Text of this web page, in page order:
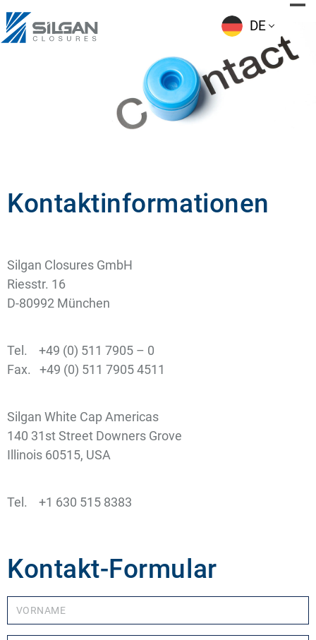
to
content
DE
Kontaktinformationen
Silgan Closures GmbH
Riesstr. 16
D-80992 München
Tel. +49 (0) 511 7905 – 0
Fax. +49 (0) 511 7905 4511
Silgan White Cap Americas
140 31st Street Downers Grove
Illinois 60515, USA
Tel. +1 630 515 8383
Kontakt-Formular